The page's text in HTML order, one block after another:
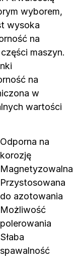
wyborem,
wysoka
na
maszyn.
na
w
wartości
Odporna na
korozję
Magnetyzowalna
Przystosowana
do azotowania
Możliwość
polerowania
Słaba
spawalność